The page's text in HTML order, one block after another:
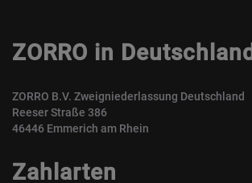
ZORRO in Deutschland
ZORRO B.V. Zweigniederlassung Deutschland
Reeser Straße 386
46446 Emmerich am Rhein
Zahlarten